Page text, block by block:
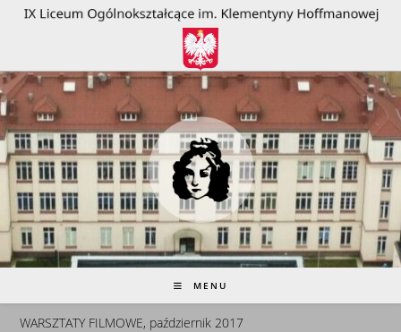
treści
MENU
WARSZTATY FILMOWE, październik 2017